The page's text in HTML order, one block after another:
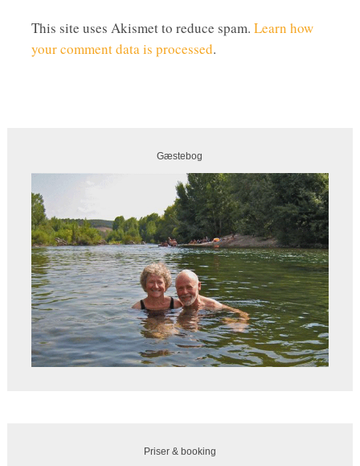
This site uses Akismet to reduce spam. Learn how
your comment data is processed.
Gæstebog
Priser & booking